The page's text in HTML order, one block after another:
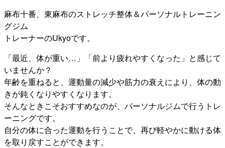
麻布十番、東麻布のストレッチ整体＆パーソナルトレーニン
グジム
トレーナーのUkyoです。
「最近、体が重い…」「前より疲れやすくなった」と感じて
いませんか？
年齢を重ねると、運動量の減少や筋力の衰えにより、体の動
きが鈍くなりやすくなります。
そんなときこそおすすめなのが、パーソナルジムで行うトレ
ーニングです。
自分の体に合った運動を行うことで、再び軽やかに動ける体
を取り戻すことができます。